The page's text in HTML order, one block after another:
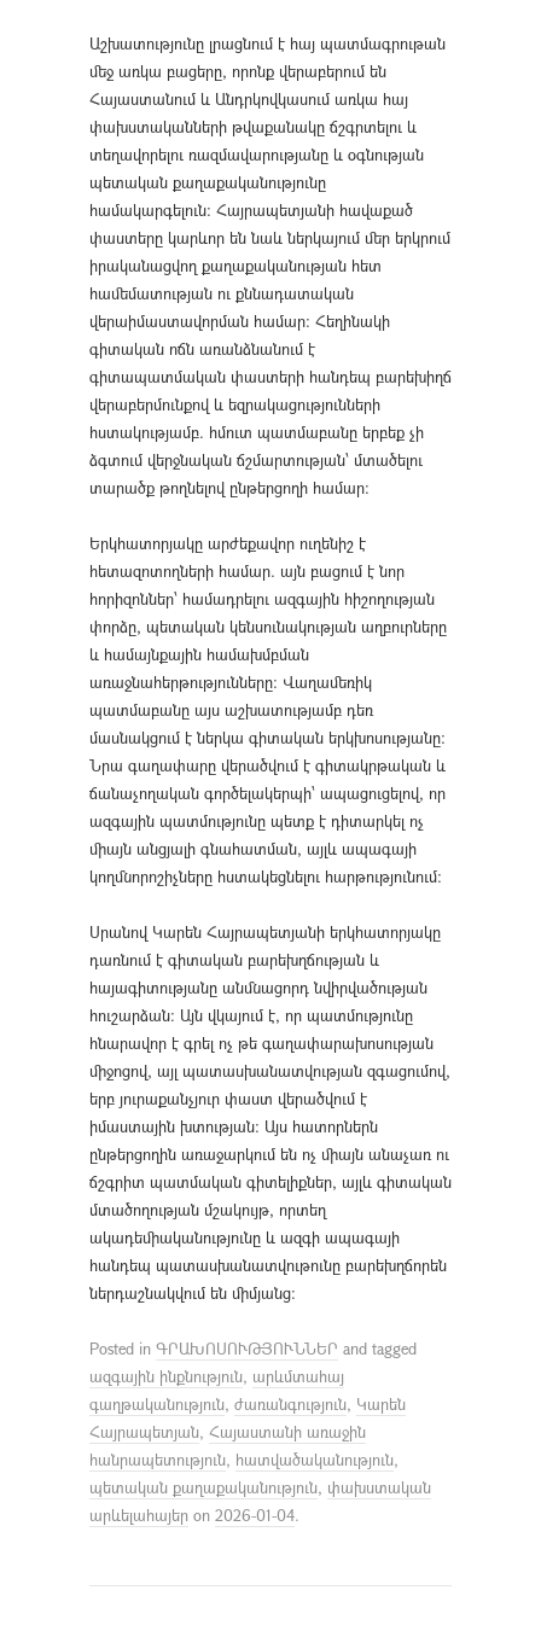
Աշխատությունը լրացնում է հայ պատմագրութան
մեջ առկա բացերը, որոնք վերաբերում են
Հայաստանում և Անդրկովկասում առկա հայ
փախստականների թվաքանակը ճշգրտելու և
տեղավորելու ռազմավարությանը և օգնության
պետական քաղաքականությունը
համակարգելուն։ Հայրապետյանի հավաքած
փաստերը կարևոր են նաև ներկայում մեր երկրում
իրականացվող քաղաքականության հետ
համեմատության ու քննադատական
վերաիմաստավորման համար։ Հեղինակի
գիտական ոճն առանձնանում է
գիտապատմական փաստերի հանդեպ բարեխիղճ
վերաբերմունքով և եզրակացությունների
հստակությամբ. հմուտ պատմաբանը երբեք չի
ձգտում վերջնական ճշմարտության՝ մտածելու
տարածք թողնելով ընթերցողի համար։
Երկհատորյակը արժեքավոր ուղենիշ է
հետազոտողների համար. այն բացում է նոր
հորիզոններ՝ համադրելու ազգային հիշողության
փորձը, պետական կենսունակության աղբուրները
և համայնքային համախմբման
առաջնահերթությունները։ Վաղամեռիկ
պատմաբանը այս աշխատությամբ դեռ
մասնակցում է ներկա գիտական երկխոսությանը։
Նրա գաղափարը վերածվում է գիտակրթական և
ճանաչողական գործելակերպի՝ ապացուցելով, որ
ազգային պատմությունը պետք է դիտարկել ոչ
միայն անցյալի գնահատման, այլև ապագայի
կողմնորոշիչները հստակեցնելու հարթությունում։
Սրանով Կարեն Հայրապետյանի երկհատորյակը
դառնում է գիտական բարեխղճության և
հայագիտությանը անմնացորդ նվիրվածության
հուշարձան։ Այն վկայում է, որ պատմությունը
հնարավոր է գրել ոչ թե գաղափարախոսության
միջոցով, այլ պատասխանատվության զգացումով,
երբ յուրաքանչյուր փաստ վերածվում է
իմաստային խտության։ Այս հատորներն
ընթերցողին առաջարկում են ոչ միայն անաչառ ու
ճշգրիտ պատմական գիտելիքներ, այլև գիտական
մտածողության մշակույթ, որտեղ
ակադեմիականությունը և ազգի ապագայի
հանդեպ պատասխանատվութունը բարեխղճորեն
ներդաշնակվում են միմյանց։
Posted in ԳՐԱԽՈՍՈՒԹՅՈՒՆՆԵՐ and tagged
ազգային ինքնություն, արևմտահայ
գաղթականություն, ժառանգություն, Կարեն
Հայրապետյան, Հայաստանի առաջին
հանրապետություն, հատվածականություն,
պետական քաղաքականություն, փախստական
արևելահայեր on 2026-01-04.